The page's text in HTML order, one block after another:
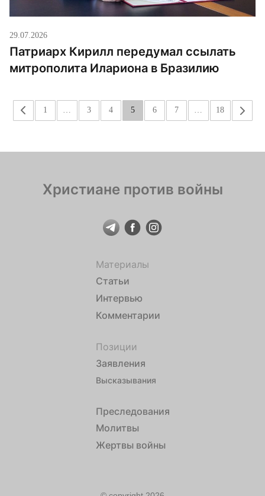
29.07.2026
Патриарх Кирилл передумал ссылать
митрополита Илариона в Бразилию
« 1 3 4 5 6 7 18 »
Христиане против войны
Материалы
Статьи
Интервью
Комментарии
Позиции
Заявления
Высказывания
Преследования
Молитвы
Жертвы войны